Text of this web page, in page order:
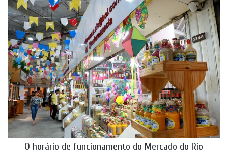
O horário de funcionamento do Mercado do Rio